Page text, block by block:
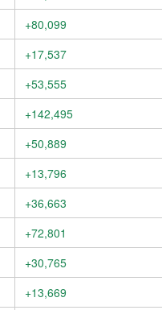
+80,099
+17,537
+53,555
+142,495
+50,889
+13,796
+36,663
+72,801
+30,765
+13,669